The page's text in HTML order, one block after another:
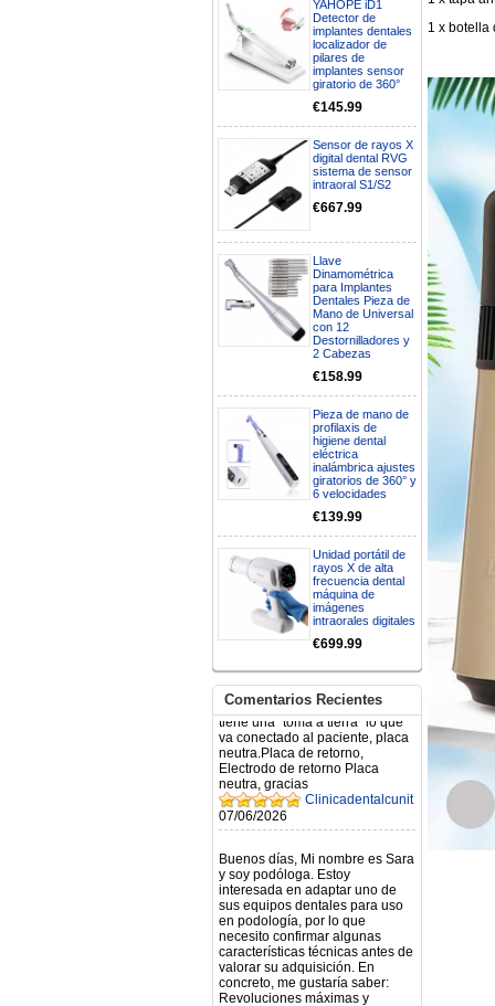
YAHOPE iD1
Detector de
implantes dentales
localizador de
pilares de
implantes sensor
giratorio de 360°
€145.99
Sensor de rayos X
digital dental RVG
sistema de sensor
intraoral S1/S2
€667.99
Llave
Dinamométrica
para Implantes
Dentales Pieza de
Mano de Universal
con 12
Destornilladores y
2 Cabezas
€158.99
Pieza de mano de
profilaxis de
higiene dental
eléctrica
inalámbrica ajustes
giratorios de 360° y
6 velocidades
€139.99
Unidad portátil de
rayos X de alta
frecuencia dental
máquina de
imágenes
intraorales digitales
€699.99
Comentarios Recientes
Boa noite gostaria de saber se
seria possível entrega em
Portugal e quanto tempo no
máximo demoraria pra a morada
av Francisco Sá Carneiro n40
5430-423 Valpacos do seguinte
produto - Motor eléctrico dental
inalámbrico IPR pieza de mano
ortodoncia y pulido 2 en 1.
Rita
29/07/2026
Mi formulario de pedido: S /
N.2026060712980804 ,
BUENOS DIAS CUANDO
RECIBIRE MI PEDIDO,
GRACIAS
clinicadentalcunit
11/06/2026
Hola buenos días respecto al
electróbisturí, quisiera saber si
tiene una "toma a tierra" lo que
va conectado al paciente, placa
neutra.Placa de retorno,
Electrodo de retorno Placa
neutra, gracias
Clinicadentalcunit
07/06/2026
Buenos días, Mi nombre es Sara
interesada en adaptar uno de
sus equipos dentales para uso
en podología, por lo que
necesito confirmar algunas
características técnicas antes de
valorar su adquisición. En
concreto, me gustaría saber:
Revoluciones máximas y
mínimas del micromotor. Si el
sistema dispone de irrigación /
1 x botella